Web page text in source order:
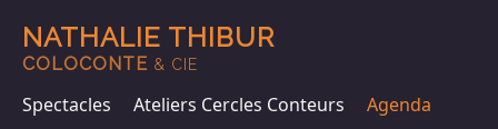
NATHALIE THIBUR
COLOCONTE & CIE
Spectacles Ateliers Cercles Conteurs
Agenda